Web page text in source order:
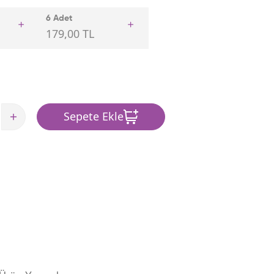
6 Adet
179,00 TL
Sepete Ekle